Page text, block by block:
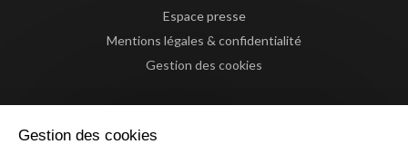
Espace presse
Mentions légales & confidentialité
Gestion des cookies
Gestion des cookies